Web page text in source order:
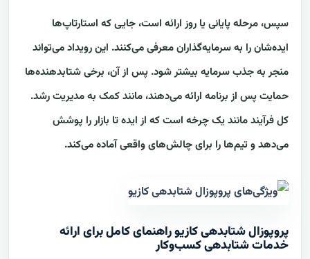
سپس، مرحله پایانی یا روز ارائه است، جایی که استارتاپ‌ها
ایده‌شان را به سرمایه‌گذاران معرفی می‌کنند. این رویداد می‌تواند
منجر به جذب سرمایه بیشتر شود. پس از آن، برخی شتابدهنده‌ها
حمایت پس از برنامه ارائه می‌دهند، مانند کمک به مدیریت رشد.
کل فرآیند مانند یک چرخه است که از ایده تا بازار را پوشش
می‌دهد و تیم‌ها را برای چالش‌های واقعی آماده می‌کند.
پروپوزال شتابدهی کازیو راهنمای کامل برای ارائه
خدمات شتابدهی کسب‌وکار